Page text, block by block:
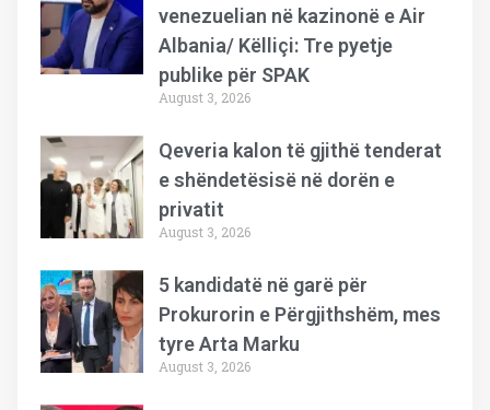
venezuelian në kazinonë e Air
Albania/ Këlliçi: Tre pyetje
publike për SPAK
August 3, 2026
Qeveria kalon të gjithë tenderat
e shëndetësisë në dorën e
privatit
August 3, 2026
5 kandidatë në garë për
Prokurorin e Përgjithshëm, mes
tyre Arta Marku
August 3, 2026